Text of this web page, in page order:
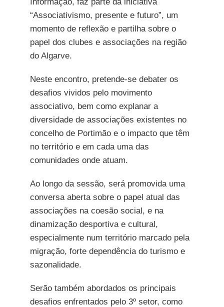
“Associativismo, presente e futuro”, um
momento de reflexão e partilha sobre o
papel dos clubes e associações na região
do Algarve.
Neste encontro, pretende-se debater os
desafios vividos pelo movimento
associativo, bem como explanar a
diversidade de associações existentes no
concelho de Portimão e o impacto que têm
no território e em cada uma das
comunidades onde atuam.
Ao longo da sessão, será promovida uma
conversa aberta sobre o papel atual das
associações na coesão social, e na
dinamização desportiva e cultural,
especialmente num território marcado pela
migração, forte dependência do turismo e
sazonalidade.
Serão também abordados os principais
desafios enfrentados pelo 3º setor, como